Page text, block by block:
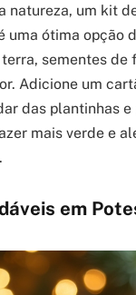
natureza, um kit
uma ótima opção
sementes de
Adicione um
das plantinhas e
mais verde e
em